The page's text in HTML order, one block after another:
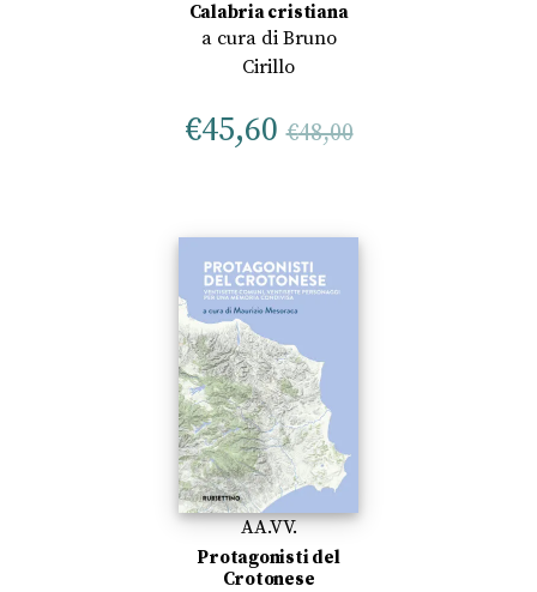
Calabria cristiana
a cura di Bruno
Cirillo
€45,60 €48,00
AA.VV.
Protagonisti del
Crotonese